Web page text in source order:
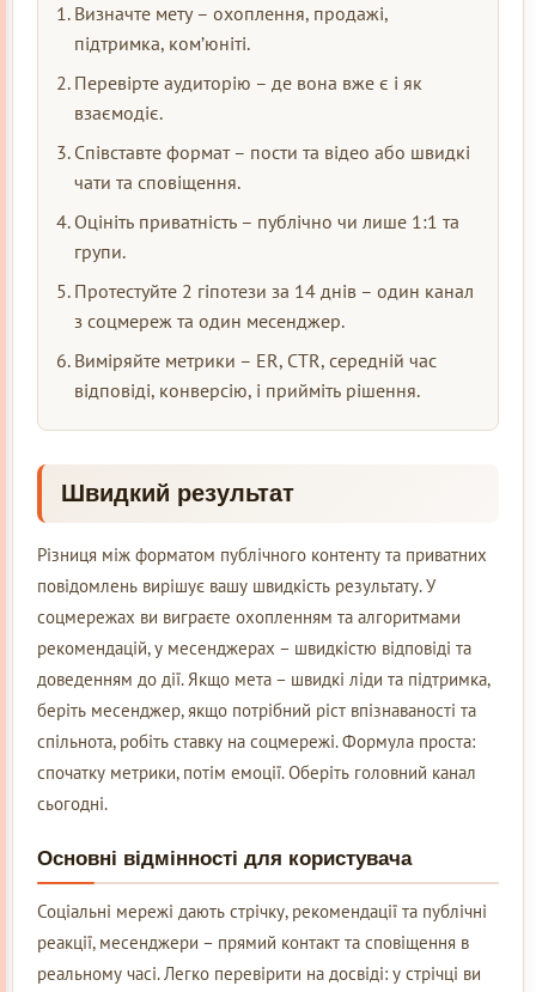
Визначте мету – охоплення, продажі,
підтримка, ком’юніті.
Перевірте аудиторію – де вона вже є і як
взаємодіє.
Співставте формат – пости та відео або швидкі
чати та сповіщення.
Оцініть приватність – публічно чи лише 1:1 та
групи.
Протестуйте 2 гіпотези за 14 днів – один канал
з соцмереж та один месенджер.
Виміряйте метрики – ER, CTR, середній час
відповіді, конверсію, і прийміть рішення.
Швидкий результат
Різниця між форматом публічного контенту та приватних
повідомлень вирішує вашу швидкість результату. У
соцмережах ви виграєте охопленням та алгоритмами
рекомендацій, у месенджерах – швидкістю відповіді та
доведенням до дії. Якщо мета – швидкі ліди та підтримка,
беріть месенджер, якщо потрібний ріст впізнаваності та
спільнота, робіть ставку на соцмережі. Формула проста:
спочатку метрики, потім емоції. Оберіть головний канал
сьогодні.
Основні відмінності для користувача
Соціальні мережі дають стрічку, рекомендації та публічні
реакції, месенджери – прямий контакт та сповіщення в
реальному часі. Легко перевірити на досвіді: у стрічці ви